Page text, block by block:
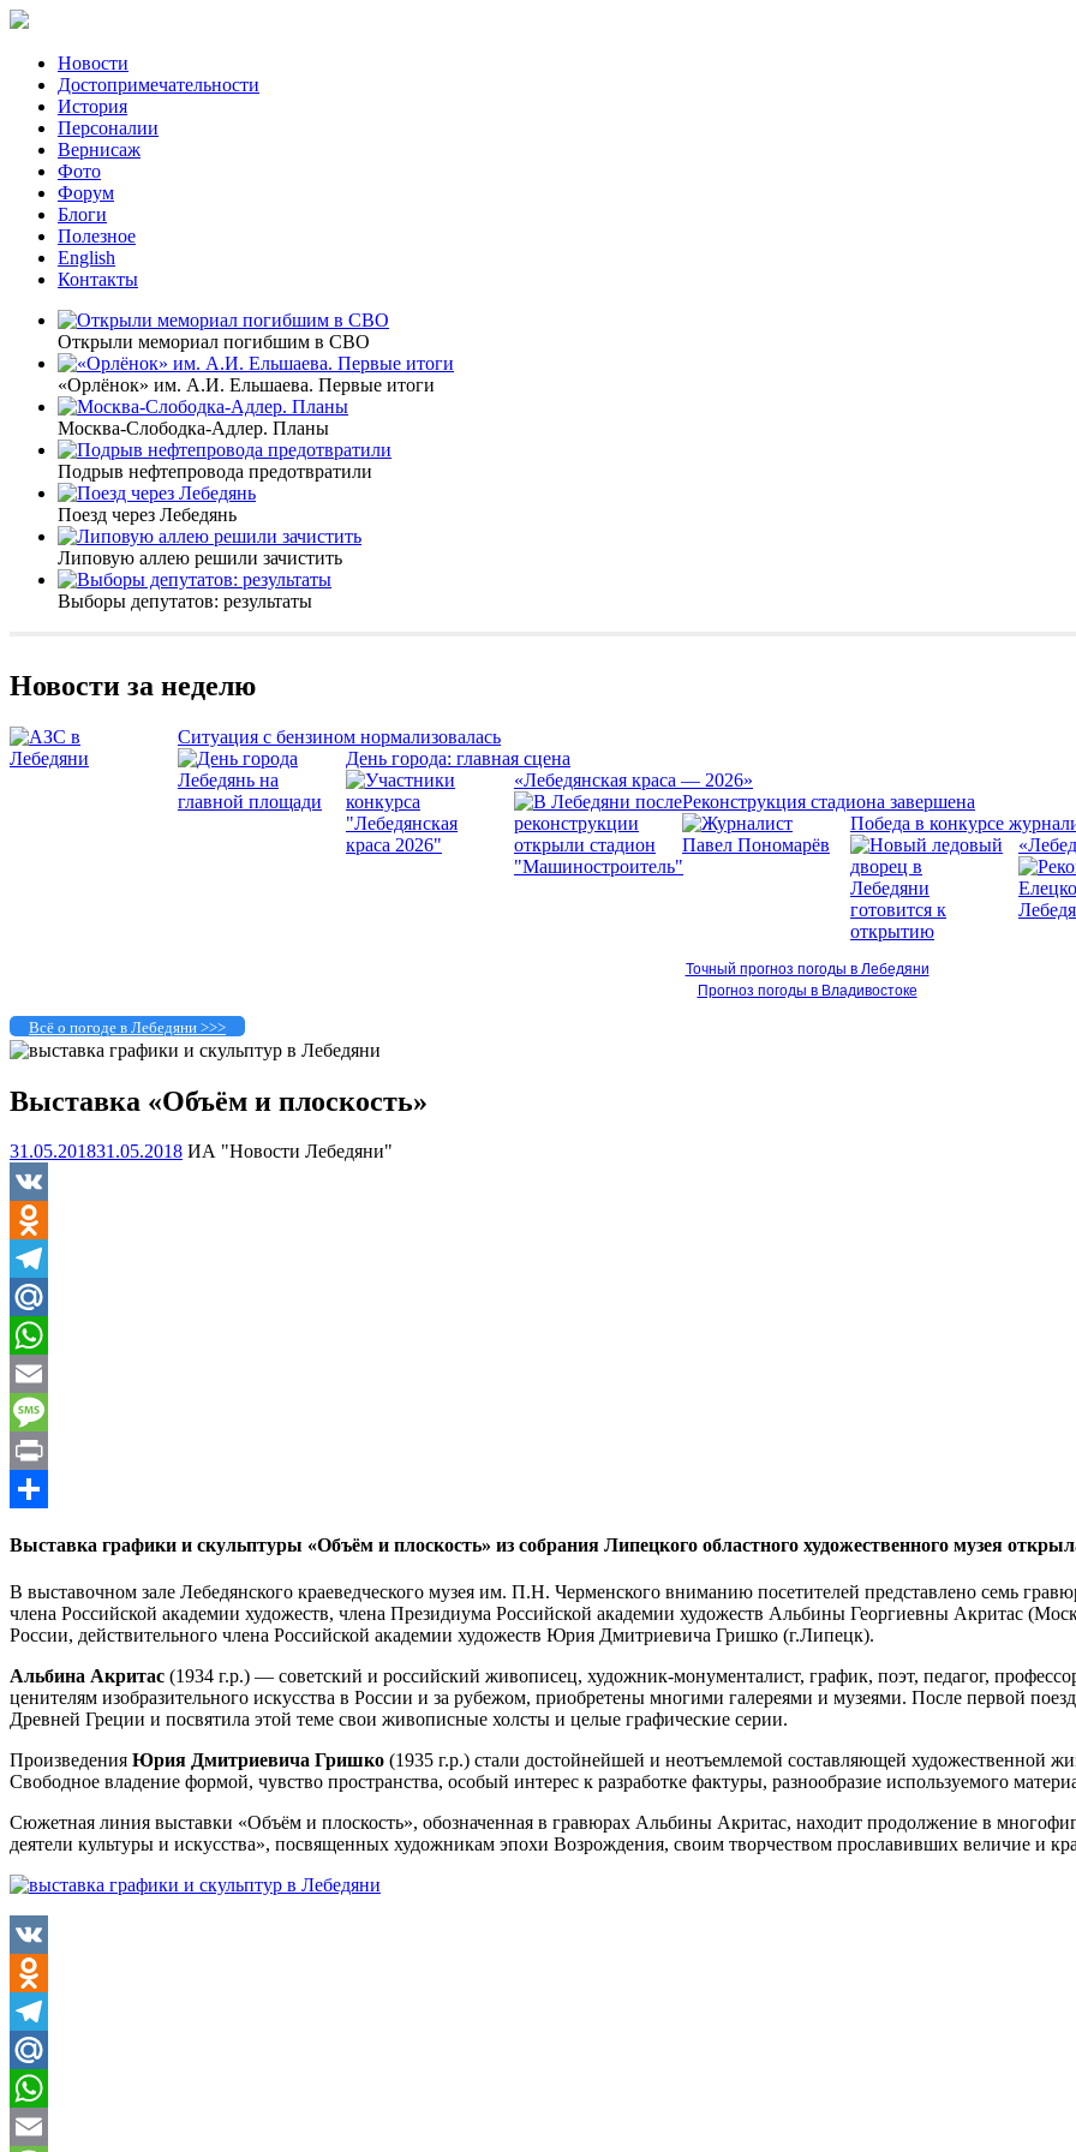
Новости
Достопримечательности
История
Персоналии
Вернисаж
Фото
Форум
Блоги
Полезное
English
Контакты
Открыли мемориал погибшим в СВО
«Орлёнок» им. А.И. Ельшаева. Первые итоги
Москва-Слободка-Адлер. Планы
Подрыв нефтепровода предотвратили
Поезд через Лебедянь
Липовую аллею решили зачистить
Выборы депутатов: результаты
Новости за неделю
Ситуация с бензином нормализовалась
День города: главная сцена
«Лебедянская краса — 2026»
Реконструкция стадиона завершена
Победа в конкурсе
Точный прогноз погоды в Лебедяни
Прогноз погоды в Владивостоке
Всё о погоде в Лебедяни >>>
Выставка «Объём и плоскость»
31.05.201831.05.2018 ИА "Новости Лебедяни"
VK
Odnoklassniki
Telegram
Mail.Ru
WhatsApp
Email
Message
Print
Выставка графики и скульптуры «Объём и плоскость» из собрания Липецкого областного художественного музея
В выставочном зале Лебедянского краеведческого музея им. П.Н. Черменского вниманию посетителей представлено семь
члена Российской академии художеств, члена Президиума Российской академии художеств Альбины Георгиевны Акритас
России, действительного члена Российской академии художеств Юрия Дмитриевича Гришко (г.Липецк).
Альбина Акритас (1934 г.р.) — советский и российский живописец, художник-монументалист, график, поэт, педагог,
ценителям изобразительного искусства в России и за рубежом, приобретены многими галереями и музеями. После первой
Древней Греции и посвятила этой теме свои живописные холсты и целые графические серии.
Произведения Юрия Дмитриевича Гришко (1935 г.р.) стали достойнейшей и неотъемлемой составляющей художественной
Свободное владение формой, чувство пространства, особый интерес к разработке фактуры, разнообразие используемого
Сюжетная линия выставки «Объём и плоскость», обозначенная в гравюрах Альбины Акритас, находит продолжение в
деятели культуры и искусства», посвященных художникам эпохи Возрождения, своим творчеством прославивших величие и
VK
Odnoklassniki
Telegram
Mail.Ru
WhatsApp